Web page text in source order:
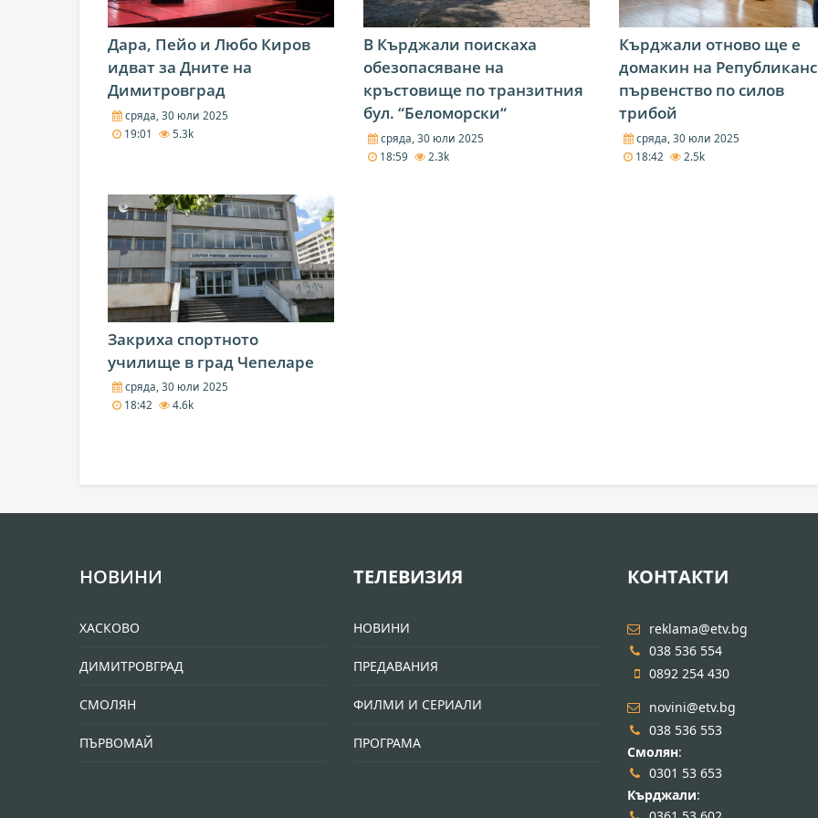
Дара, Пейо и Любо Киров
идват за Дните на
Димитровград
сряда, 30 юли 2025
19:01
5.3k
В Кърджали поискаха
обезопасяване на
кръстовище по транзитния
бул. “Беломорски“
сряда, 30 юли 2025
18:59
2.3k
Кърджали отново ще е
домакин на
първенство по силов
трибой
сряда, 30 юли 2025
18:42
2.5k
Закриха спортното
училище в град Чепеларе
сряда, 30 юли 2025
18:42
4.6k
НОВИНИ
ХАСКОВО
ДИМИТРОВГРАД
СМОЛЯН
ПЪРВОМАЙ
ТЕЛЕВИЗИЯ
НОВИНИ
ПРЕДАВАНИЯ
ФИЛМИ И СЕРИАЛИ
ПРОГРАМА
КОНТАКТИ
reklama@etv.bg
038 536 554
0892 254 430
novini@etv.bg
038 536 553
Смолян:
0301 53 653
Кърджали: